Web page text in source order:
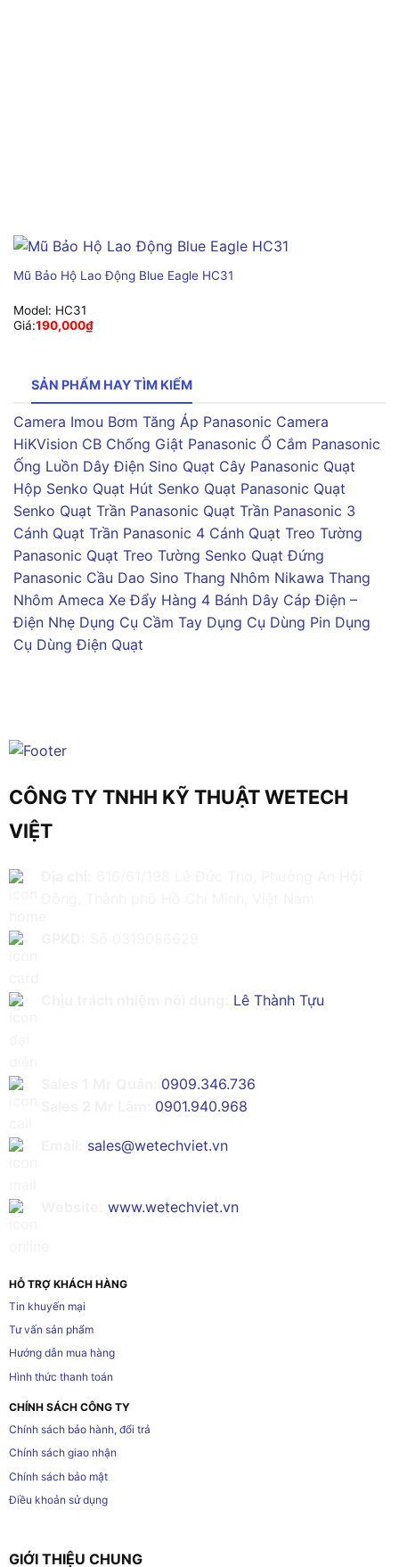
Mũ Bảo Hộ Lao Động Blue Eagle HC31
Model: HC31
Giá:190,000₫
SẢN PHẨM HAY TÌM KIẾM
Camera Imou Bơm Tăng Áp Panasonic Camera
HiKVision CB Chống Giật Panasonic Ổ Cắm Panasonic
Ống Luồn Dây Điện Sino Quạt Cây Panasonic Quạt
Hộp Senko Quạt Hút Senko Quạt Panasonic Quạt
Senko Quạt Trần Panasonic Quạt Trần Panasonic 3
Cánh Quạt Trần Panasonic 4 Cánh Quạt Treo Tường
Panasonic Quạt Treo Tường Senko Quạt Đứng
Panasonic Cầu Dao Sino Thang Nhôm Nikawa Thang
Nhôm Ameca Xe Đẩy Hàng 4 Bánh Dây Cáp Điện –
Điện Nhẹ Dụng Cụ Cầm Tay Dụng Cụ Dùng Pin Dụng
Cụ Dùng Điện Quạt
CÔNG TY TNHH KỸ THUẬT WETECH
VIỆT
Lê Thành Tựu
0909.346.736
0901.940.968
sales@wetechviet.vn
www.wetechviet.vn
HỖ TRỢ KHÁCH HÀNG
Tin khuyến mại
Tư vấn sản phẩm
Hướng dẫn mua hàng
Hình thức thanh toán
CHÍNH SÁCH CÔNG TY
Chính sách bảo hành, đổi trả
Chính sách giao nhận
Chính sách bảo mật
Điều khoản sử dụng
GIỚI THIỆU CHUNG